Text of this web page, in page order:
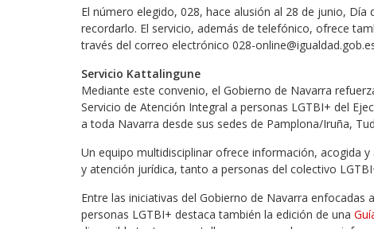
El número elegido, 028, hace alusión al 28 de junio,
recordarlo. El servicio, además de telefónico, ofrece
través del correo electrónico 028-
Servicio Kattalingune
Mediante este convenio, el Gobierno de Navarra
Servicio de Atención Integral a personas LGTBI+ del
a toda Navarra desde sus sedes de Pamplona/Iruña,
Un equipo multidisciplinar ofrece información, acogida
y atención jurídica, tanto a personas del colectivo
Entre las iniciativas del Gobierno de Navarra
personas LGTBI+ destaca también la edición de una